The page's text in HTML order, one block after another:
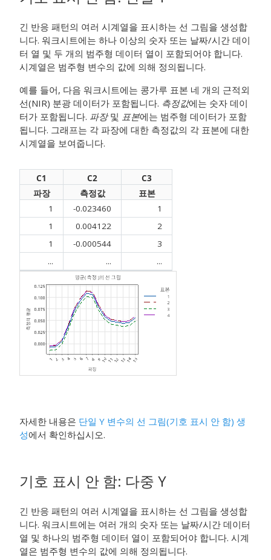
긴 반응 패턴의 여러 시계열을 표시하는 선 그림을 생성합
니다. 워크시트에는 하나 이상의 숫자 또는 날짜/시간 데이
터 열 및 두 개의 범주형 데이터 열이 포함되어야 합니다.
시계열은 범주형 변수의 값에 의해 정의됩니다.
예를 들어, 다음 워크시트에는 콩가루 표본 네 개의 근적외
선(NIR) 분광 데이터가 포함됩니다. 측정값에는 숫자 데이
터가 포함됩니다. 파장및 표본에는 범주형 데이터가 포함
됩니다. 그래프는 각 파장에 대한 측정값의 각 표본에 대한
시계열을 보여줍니다.
C1 C2
C3
파장
측정값
표본
1
-0.023460
1
1
0.004122
2
1
-0.000544
3
...
... ...
자세한 내용은 단일 Y 변수의 선 그림(기호 표시 안 함) 생
성에서 확인하십시오.
기호 표시 안 함: 다중 Y
긴 반응 패턴의 여러 시계열을 표시하는 선 그림을 생성합
니다. 워크시트에는 여러 개의 숫자 또는 날짜/시간 데이터
열 및 하나의 범주형 데이터 열이 포함되어야 합니다. 시계
열은 범주형 변수의 값에 의해 정의됩니다.